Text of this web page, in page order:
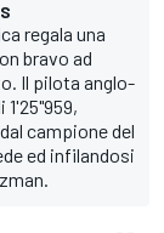
regala una
bravo ad
Il pilota anglo-
campione del
ed infilandosi